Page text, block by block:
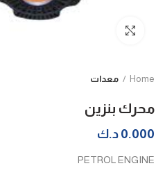
Home معدات
محرك بنزين
0.000 د.ك
PETROL ENGINE